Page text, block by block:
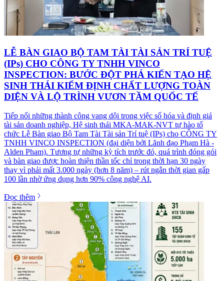
LỄ BÀN GIAO BỘ TAM TÀI TÀI SẢN TRÍ TUỆ
(IPs) CHO CÔNG TY TNHH VINCO
INSPECTION: BƯỚC ĐỘT PHÁ KIẾN TẠO HỆ
SINH THÁI KIỂM ĐỊNH CHẤT LƯỢNG TOÀN
DIỆN VÀ LỘ TRÌNH VƯƠN TẦM QUỐC TẾ
Tiếp nối những thành công vang dội trong việc số hóa và định giá
tài sản doanh nghiệp, Hệ sinh thái MKA-MAK-NVT tự hào tổ
chức Lễ Bàn giao Bộ Tam Tài Tài sản Trí tuệ (IPs) cho CÔNG TY
TNHH VINCO INSPECTION (đại diện bởi Lãnh đạo Phạm Hà -
Alden Pham). Tương tự những kỳ tích trước đó, quá trình đóng gói
và bàn giao được hoàn thiện thần tốc chỉ trong thời hạn 30 ngày
thay vì phải mất 3.000 ngày (hơn 8 năm) – rút ngắn thời gian gấp
100 lần nhờ ứng dụng hơn 90% công nghệ AI.
Đọc thêm